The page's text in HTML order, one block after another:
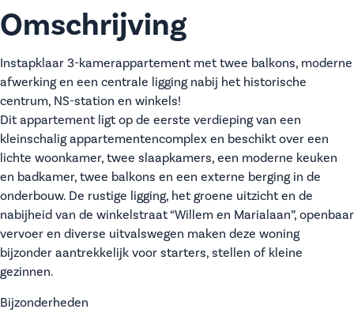
Omschrijving
Instapklaar 3-kamerappartement met twee balkons, moderne
afwerking en een centrale ligging nabij het historische
centrum, NS-station en winkels!
Dit appartement ligt op de eerste verdieping van een
kleinschalig appartementencomplex en beschikt over een
lichte woonkamer, twee slaapkamers, een moderne keuken
en badkamer, twee balkons en een externe berging in de
onderbouw. De rustige ligging, het groene uitzicht en de
nabijheid van de winkelstraat “Willem en Marialaan”, openbaar
vervoer en diverse uitvalswegen maken deze woning
bijzonder aantrekkelijk voor starters, stellen of kleine
gezinnen.
Bijzonderheden